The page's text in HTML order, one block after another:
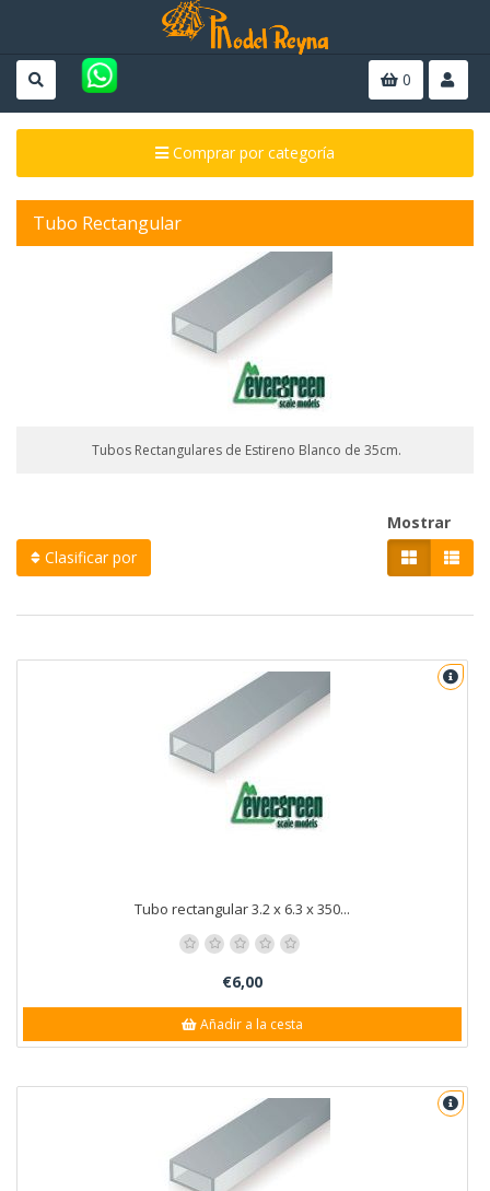
0
Comprar por categoría
Tubo Rectangular
Tubos Rectangulares de Estireno Blanco de 35cm.
Clasificar por
Mostrar
Tubo rectangular 3.2 x 6.3 x 350...
€6,00
Añadir a la cesta